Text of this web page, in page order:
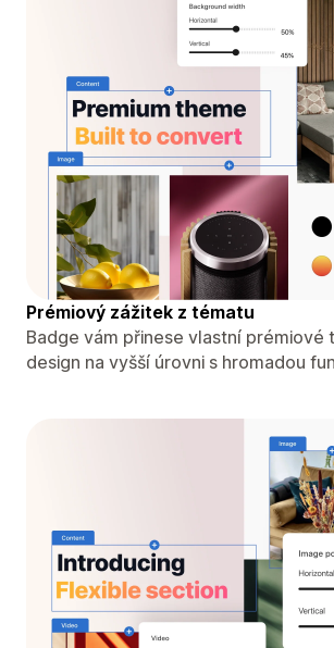
Prémiový zážitek z tématu
Badge vám přinese vlastní prémiové
design na vyšší úrovni s hromadou